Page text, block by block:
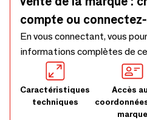
compte ou
En vous connectant, vous
informations complètes de
Caractéristiques
techniques
Accès
marque